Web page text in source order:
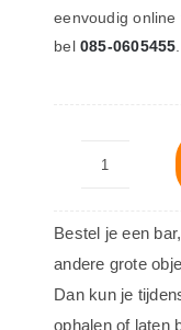
eenvoudig
bel085-0605455
Bijzet
bar
Havana
Bestel je een
andere grote
Dan kun je
ophalen of laten